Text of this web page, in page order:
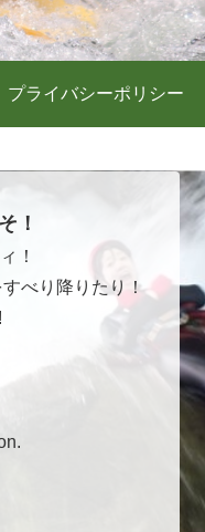
プライバシーポリシー
！
！
べり降りたり！